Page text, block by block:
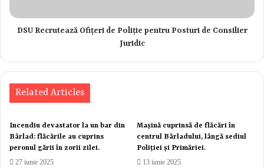
DSU Recrutează Ofițeri de Poliție pentru Posturi de Consilier
Juridic
Related Articles
Incendiu devastator la un bar din
Bârlad: flăcările au cuprins
peronul gării în zorii zilei.
27 iunie 2025
Mașină cuprinsă de flăcări în
centrul Bârladului, lângă sediul
Poliției și Primăriei.
13 iunie 2025